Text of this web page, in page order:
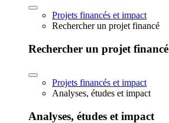
Projets financés et impact
Rechercher un projet financé
Rechercher un projet financé
Projets financés et impact
Analyses, études et impact
Analyses, études et impact